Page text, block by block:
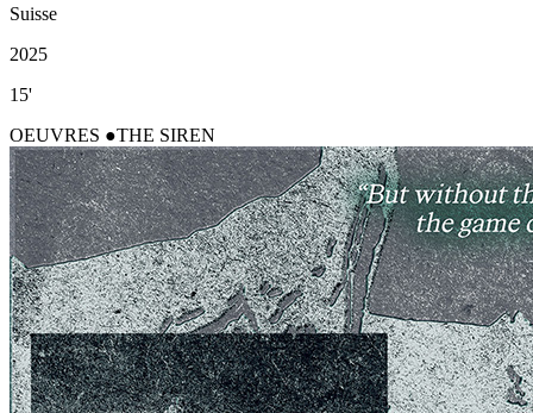
Suisse
2025
15'
OEUVRES
THE SIREN